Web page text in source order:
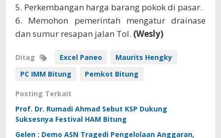
5. Perkembangan harga barang pokok di pasar.
6. Memohon pemerintah mengatur drainase
dan sumur resapan jalan Tol. (Wesly)
Ditag Excel Paneo
Maurits Hengky
PC IMM Bitung
Pemkot Bitung
Posting Terkait
Prof. Dr. Rumadi Ahmad Sebut KSP Dukung
Suksesnya Festival HAM Bitung
Gelen : Demo ASN Tragedi Pengelolaan Anggaran,